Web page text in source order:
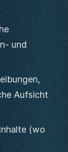
und
Aufsicht
(wo